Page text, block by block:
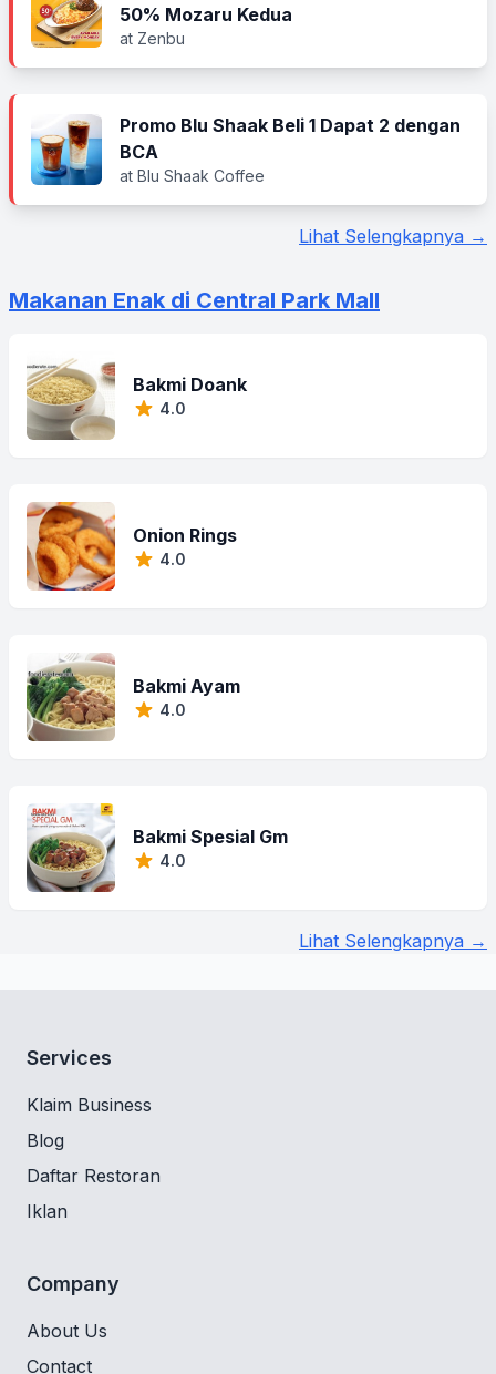
50% Mozaru Kedua
at Zenbu
Promo Blu Shaak Beli 1 Dapat 2 dengan
BCA
at Blu Shaak Coffee
Lihat Selengkapnya →
Makanan Enak di Central Park Mall
Bakmi Doank
4.0
Onion Rings
4.0
Bakmi Ayam
4.0
Bakmi Spesial Gm
4.0
Lihat Selengkapnya →
Services
Klaim Business
Blog
Daftar Restoran
Iklan
Company
About Us
Contact